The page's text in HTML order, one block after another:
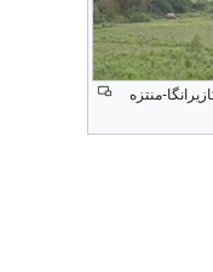
كازيرانگا-منتزه